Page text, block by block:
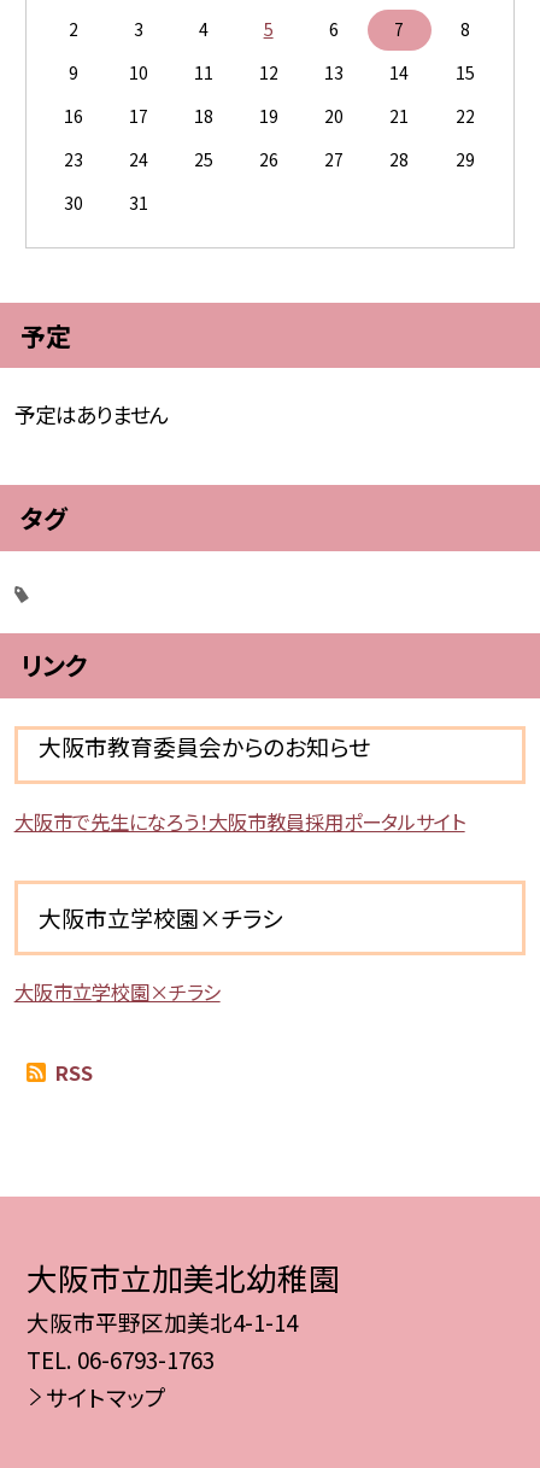
2
3 4 5 6 7
8
9
10 11 12 13 14
15
16
17 18 19 20 21
22
23
24 25 26 27 28
29
30
31
予定
予定はありません
タグ
リンク
大阪市教育委員会からのお知らせ
大阪市で先生になろう！大阪市教員採用ポータルサイト
大阪市立学校園×チラシ
大阪市立学校園×チラシ
RSS
大阪市立加美北幼稚園
大阪市平野区加美北4-1-14
TEL. 06-6793-1763
サイトマップ